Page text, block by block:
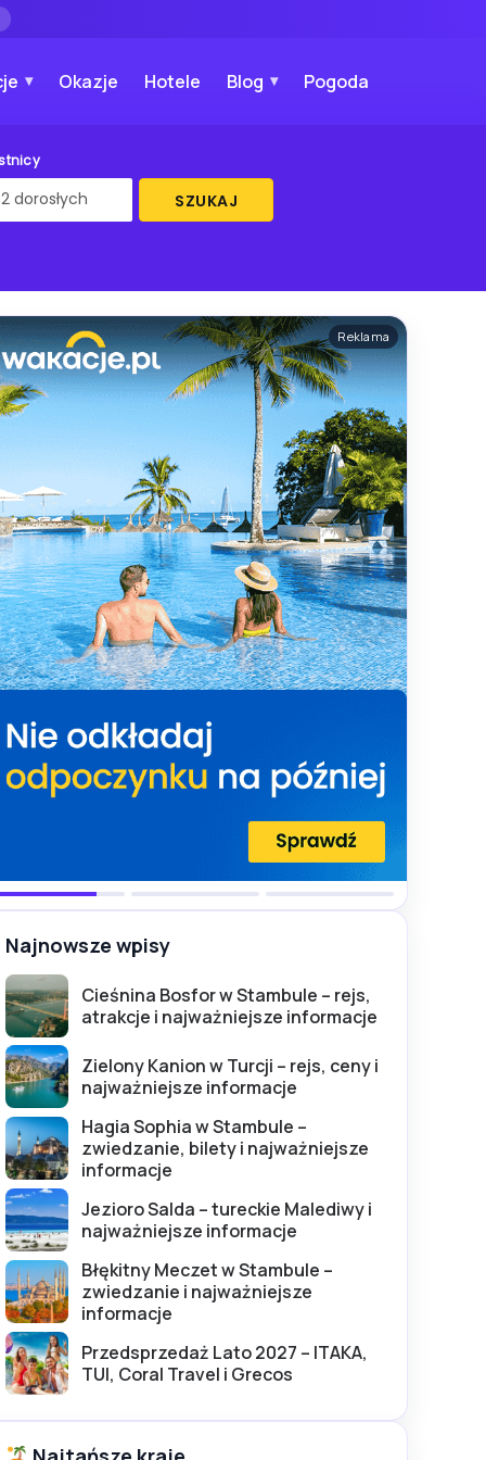
Okazje Hotele Blog Pogoda
SZUKAJ
Reklama
Najnowsze wpisy
Cieśnina Bosfor w Stambule – rejs,
atrakcje i najważniejsze informacje
Zielony Kanion w Turcji – rejs, ceny i
najważniejsze informacje
Hagia Sophia w Stambule –
zwiedzanie, bilety i najważniejsze
informacje
Jezioro Salda – tureckie Malediwy i
najważniejsze informacje
Błękitny Meczet w Stambule –
zwiedzanie i najważniejsze
informacje
Przedsprzedaż Lato 2027 – ITAKA,
TUI, Coral Travel i Grecos